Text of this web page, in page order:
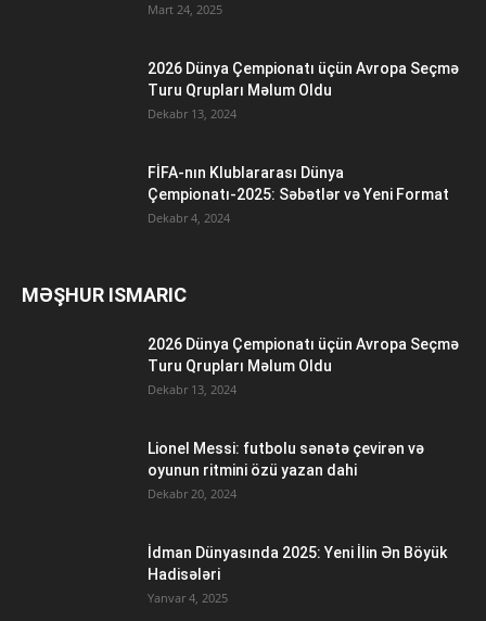
Mart 24, 2025
2026 Dünya Çempionatı üçün Avropa Seçmə
Turu Qrupları Məlum Oldu
Dekabr 13, 2024
FİFA-nın Klublararası Dünya
Çempionatı-2025: Səbətlər və Yeni Format
Dekabr 4, 2024
MƏŞHUR ISMARIC
2026 Dünya Çempionatı üçün Avropa Seçmə
Turu Qrupları Məlum Oldu
Dekabr 13, 2024
Lionel Messi: futbolu sənətə çevirən və
oyunun ritmini özü yazan dahi
Dekabr 20, 2024
İdman Dünyasında 2025: Yeni İlin Ən Böyük
Hadisələri
Yanvar 4, 2025